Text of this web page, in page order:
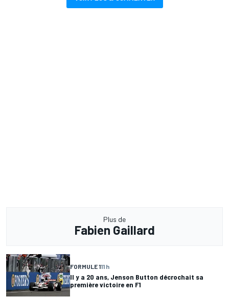
Plus de
Fabien Gaillard
FORMULE 111 h
Il y a 20 ans, Jenson Button décrochait sa
première victoire en F1